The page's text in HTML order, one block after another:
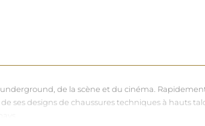
de la scène et du cinéma.
ses designs de chaussures techniques à hauts